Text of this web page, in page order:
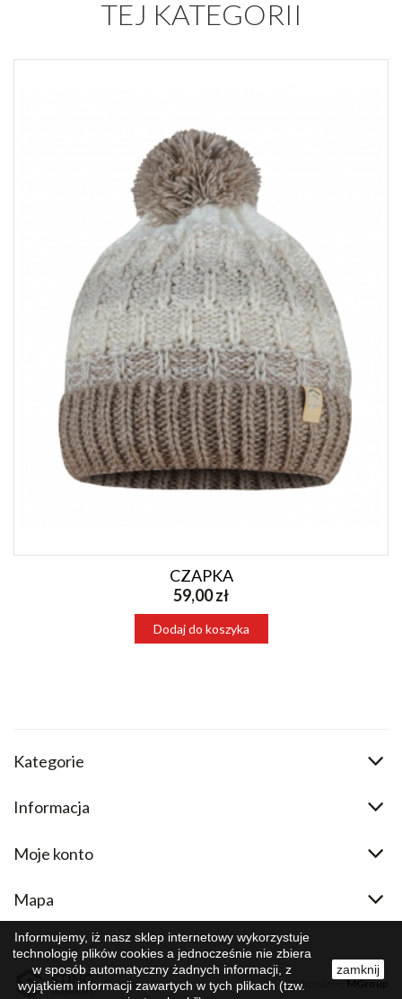
TEJ KATEGORII
CZAPKA
59,00 zł
Dodaj do koszyka
Kategorie
Informacja
Moje konto
Mapa
Informujemy, iż nasz sklep internetowy wykorzystuje
technologię plików cookies a jednocześnie nie zbiera
w sposób automatyczny żadnych informacji, z
wyjątkiem informacji zawartych w tych plikach (tzw.
zamknij
© 2026 Wykonanie:MGroup